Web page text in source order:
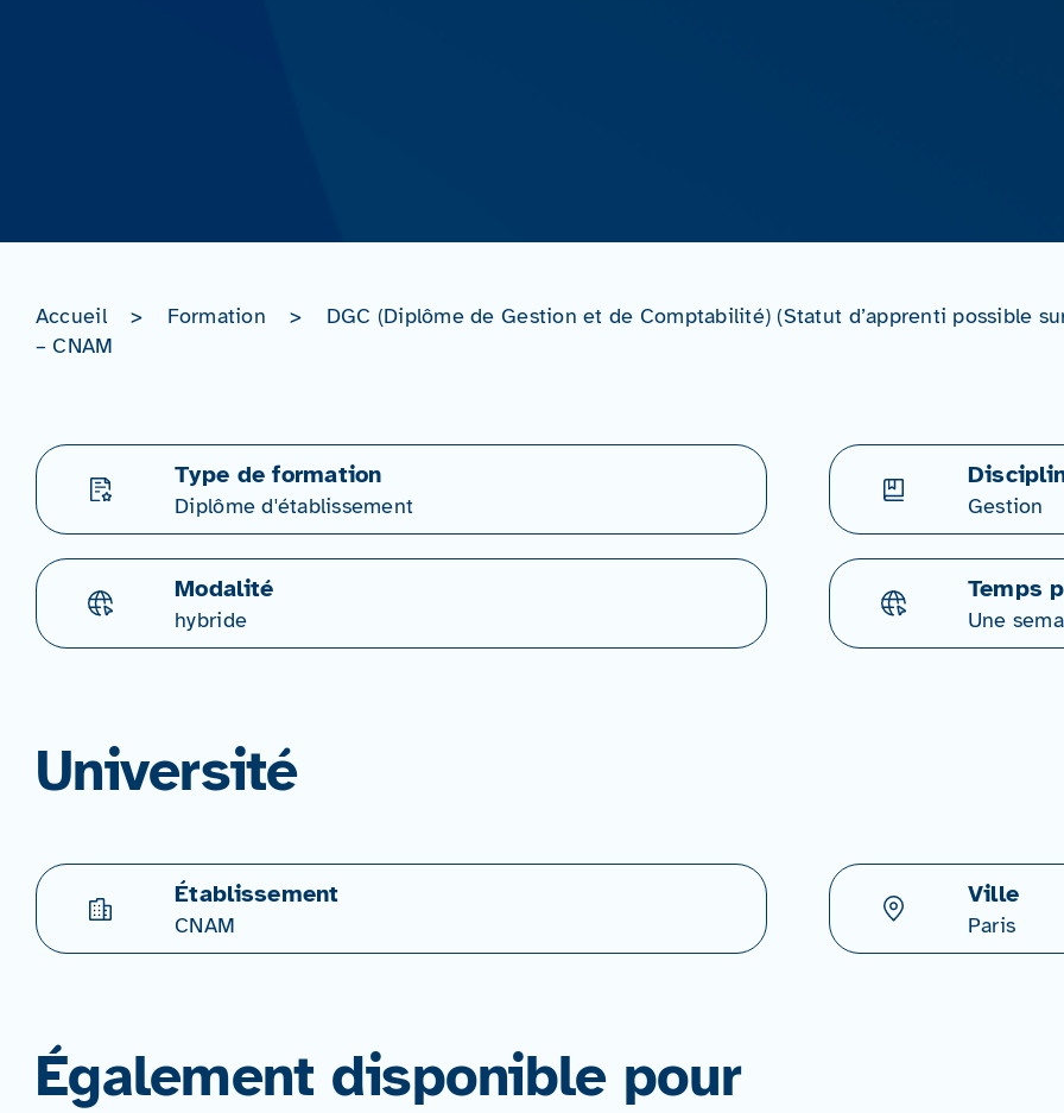
Accueil > Formation >
DGC (Diplôme de Gestion et de Comptabilité) (Statut d’apprenti possible
– CNAM
Type de formation
Diplôme d'établissement Gestion
Modalité
hybride
Temps
Une
Université
Établissement
CNAM
Ville
Paris
Également disponible pour